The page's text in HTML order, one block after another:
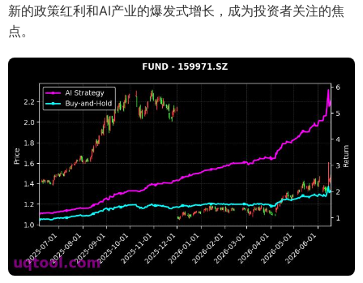
新的政策红利和AI产业的爆发式增长，成为投资者关注的焦
点。